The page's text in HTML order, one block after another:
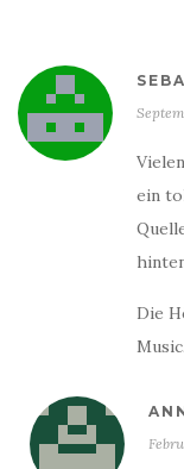
ein
Die
Music.